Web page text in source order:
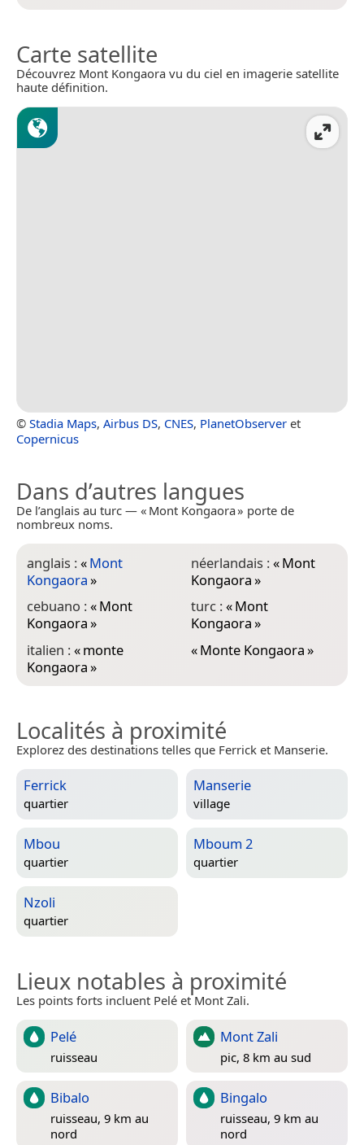
Carte satellite
Découvrez Mont Kongaora vu du ciel en imagerie satellite
haute définition.
© Stadia Maps, Airbus DS, CNES, PlanetObserver et
Copernicus
Dans d’autres langues
De l’anglais au turc — « Mont Kongaora » porte de
nombreux noms.
anglais :«Mont
Kongaora»
cebuano :«Mont
Kongaora»
italien :«monte
Kongaora»
néerlandais :«Mont
Kongaora»
turc :«Mont
Kongaora»
«Monte Kongaora»
Localités à proximité
Explorez des destinations telles que Ferrick et Manserie.
Ferrick
quartier
Manserie
village
Mbou
quartier
Mboum 2
quartier
Nzoli
quartier
Lieux notables à proximité
Les points forts incluent Pelé et Mont Zali.
Pelé
ruisseau
Mont Zali
pic, 8 km au sud
Bibalo
ruisseau, 9 km au
nord
Bingalo
ruisseau, 9 km au
nord